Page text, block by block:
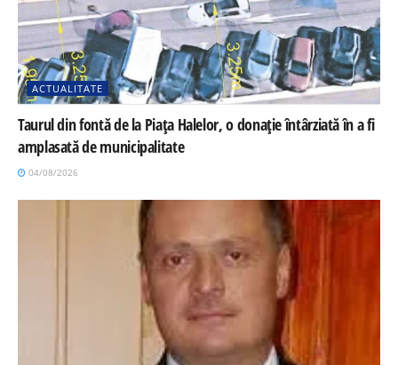
ACTUALITATE
Taurul din fontă de la Piața Halelor, o donație întârziată în a fi
amplasată de municipalitate
04/08/2026